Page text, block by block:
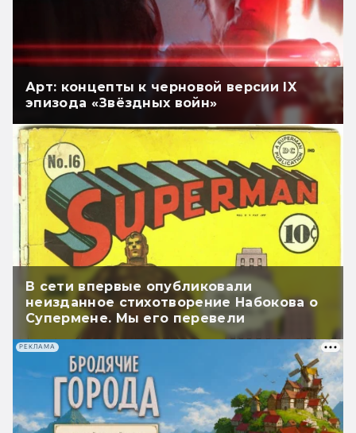
Арт: концепты к черновой версии IX
эпизода «Звёздных войн»
В сети впервые опубликовали
неизданное стихотворение Набокова о
Супермене. Мы его перевели
РЕКЛАМА